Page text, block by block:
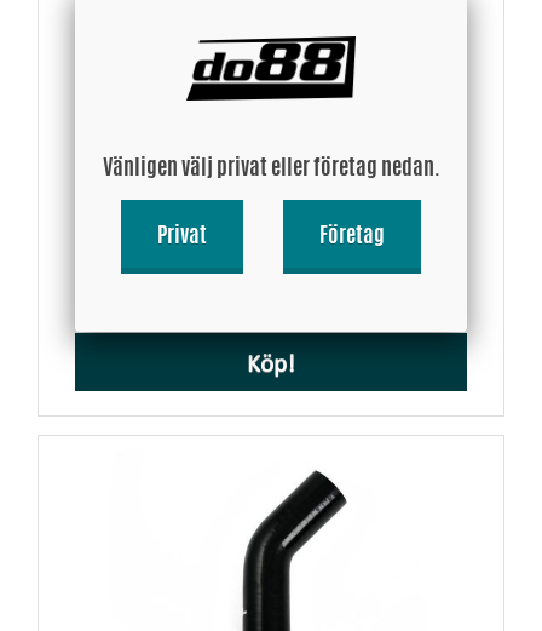
129 SEK
Köp!
Vänligen välj privat eller företag nedan.
Privat Företag